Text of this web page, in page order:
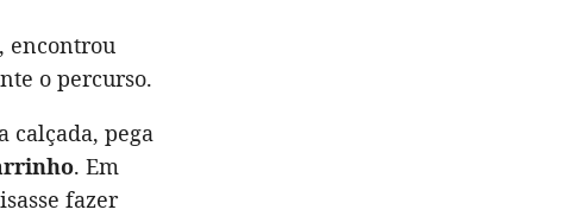
encontrou
o percurso.
calçada, pega
. Em
fazer